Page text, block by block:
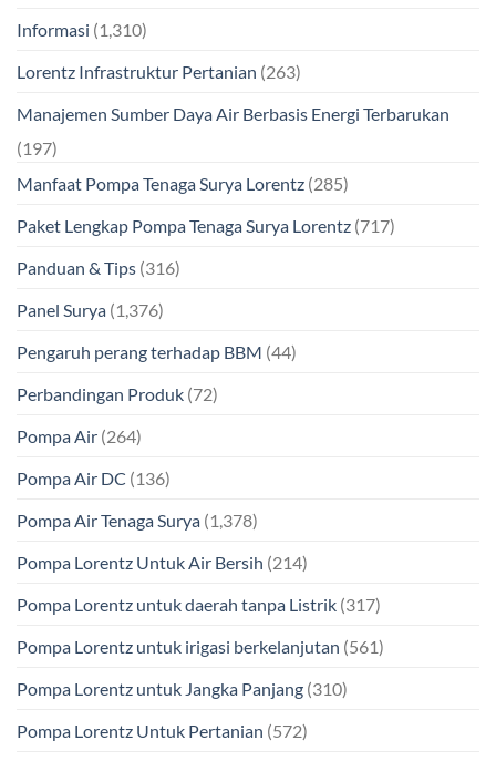
Informasi (1,310)
Lorentz Infrastruktur Pertanian (263)
Manajemen Sumber Daya Air Berbasis Energi Terbarukan
(197)
Manfaat Pompa Tenaga Surya Lorentz (285)
Paket Lengkap Pompa Tenaga Surya Lorentz (717)
Panduan & Tips (316)
Panel Surya (1,376)
Pengaruh perang terhadap BBM (44)
Perbandingan Produk (72)
Pompa Air (264)
Pompa Air DC (136)
Pompa Air Tenaga Surya (1,378)
Pompa Lorentz Untuk Air Bersih (214)
Pompa Lorentz untuk daerah tanpa Listrik (317)
Pompa Lorentz untuk irigasi berkelanjutan (561)
Pompa Lorentz untuk Jangka Panjang (310)
Pompa Lorentz Untuk Pertanian (572)